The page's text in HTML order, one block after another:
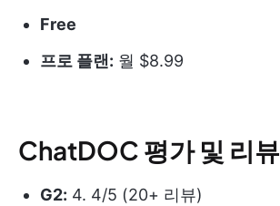
Free
프로 플랜: 월 $8.99
ChatDOC 평가 및 리뷰
G2: 4. 4/5 (20+ 리뷰)